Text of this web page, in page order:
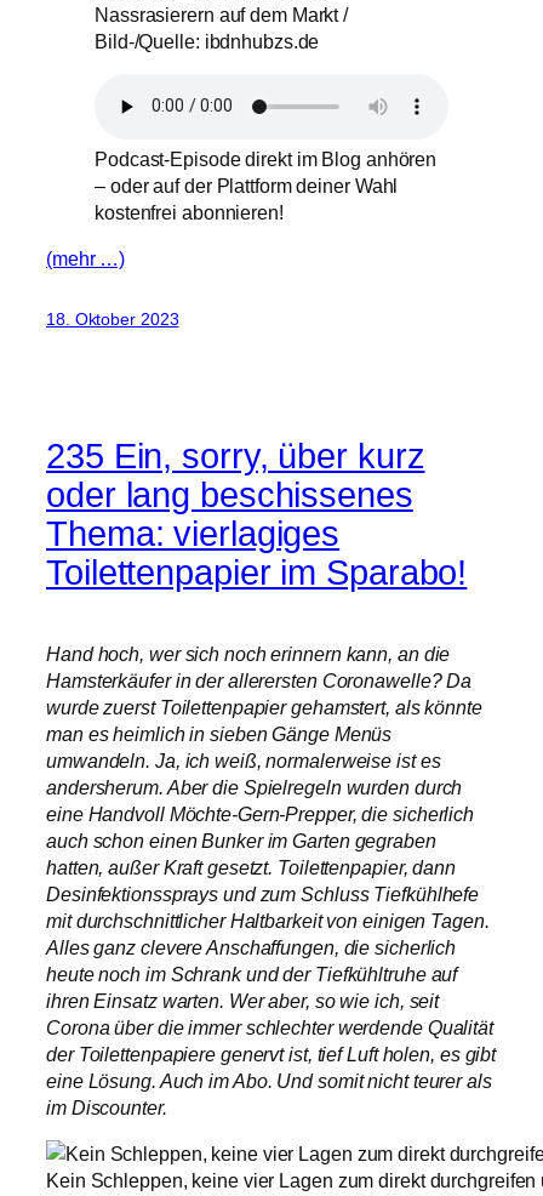
Nassrasierern auf dem Markt /
Bild-/Quelle: ibdnhubzs.de
Podcast-Episode direkt im Blog anhören
– oder auf der Plattform deiner Wahl
kostenfrei abonnieren!
(mehr …)
18. Oktober 2023
235 Ein, sorry, über kurz
oder lang beschissenes
Thema: vierlagiges
Toilettenpapier im Sparabo!
Hand hoch, wer sich noch erinnern kann, an die
Hamsterkäufer in der allerersten Coronawelle? Da
wurde zuerst Toilettenpapier gehamstert, als könnte
man es heimlich in sieben Gänge Menüs
umwandeln. Ja, ich weiß, normalerweise ist es
andersherum. Aber die Spielregeln wurden durch
eine Handvoll Möchte-Gern-Prepper, die sicherlich
auch schon einen Bunker im Garten gegraben
hatten, außer Kraft gesetzt. Toilettenpapier, dann
Desinfektionssprays und zum Schluss Tiefkühlhefe
mit durchschnittlicher Haltbarkeit von einigen Tagen.
Alles ganz clevere Anschaffungen, die sicherlich
heute noch im Schrank und der Tiefkühltruhe auf
ihren Einsatz warten. Wer aber, so wie ich, seit
Corona über die immer schlechter werdende Qualität
der Toilettenpapiere genervt ist, tief Luft holen, es gibt
eine Lösung. Auch im Abo. Und somit nicht teurer als
im Discounter.
Kein Schleppen, keine vier Lagen zum direkt